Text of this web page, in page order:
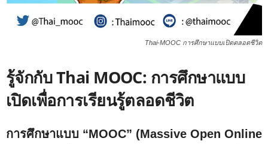
Thai-MOOC การศึกษาแบบเปิดตลอดชีวิต
รู้จักกับ Thai MOOC: การศึกษาแบบ
เปิดเพื่อการเรียนรู้ตลอดชีวิต
การศึกษาแบบ “MOOC” (Massive Open Online